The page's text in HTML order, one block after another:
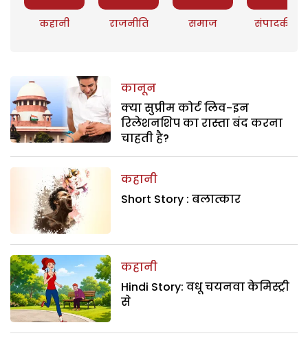
कहानी राजनीति समाज संपादकीय
कानून
क्या सुप्रीम कोर्ट लिव-इन
रिलेशनशिप का रास्ता बंद करना
चाहती है?
कहानी
Short Story : बलात्कार
कहानी
Hindi Story: वधू चयनवा केमिस्ट्री
से